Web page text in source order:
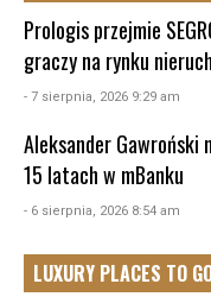
Prologis przejmie
graczy na rynku
- 7 sierpnia, 2026 9:29 am
Aleksander Gawroński
15 latach w mBanku
- 6 sierpnia, 2026 8:54 am
LUXURY PLACES TO